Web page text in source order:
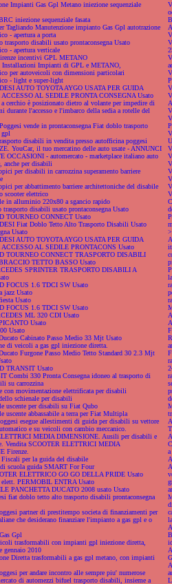
Impianti Gas Gpl Metano iniezione sequenziale
iniezione sequenziale fasata
Tagliando Manutenzione impianto Gas Gpl autotrazione
- apertura a porta
trasporto disabili usato prontaconsegna Usato
- apertura verticale
incentivi GPL METANO
Installazioni Impianti di GPL e METANO,
per autoveicoli con dimensioni particolari
- light e super-light
AUTO TOYOTA AYGO USATA PER GUIDA
AL SEDILE PRONTA CONSEGNA Usato
a cerchio è posizionato dietro al volante per impedire di
durante l'accesso e l'imbarco della sedia a rotelle del
vende in prontaconsegna Fiat doblo trasporto
gpl
disabili in vendita presso autofficina poggesi
YouCar, il tuo mercatino delle auto usate - ANNUNCI
OCCASIONI - automercato - marketplace italiano auto
anche per disabili
per disabili in carrozzina superamento barriere
per abbattimento barriere architettoniche del disabile
scooter elettrico
in alluminio 220x80 a sgancio rapido
trasporto disabili usato prontaconsegna Usato
TOURNEO CONNECT Usato
Fiat Doblo Tetto Alto Trasporto Disabili Usato
Usato
AUTO TOYOTA AYGO USATA PER GUIDA
AL SEDILE PRONTACONS Usato
TOURNEO CONNECT TRASPORTO DISABILI
TETTO BASSO Usato
SPRINTER TRASPORTO DISABILI A
FOCUS 1.6 TDCI SW Usato
jazz Usato
Usato
FOCUS 1.6 TDCI SW Usato
ML 320 CDI Usato
Usato
Usato
Cabinato Passo Medio 33 Mjt Usato
di veicoli a gas gpl iniezione diretta.
Furgone Passo Medio Tetto Standard 30 2.3 Mjt
TRANSIT Usato
Combi 330 Pronta Consegna idoneo al trasporto di
su carrozzina
con movimentazione elettrificata per disabili
schienale per disabili
uscente per disabili su Fiat Qubo
uscente abbassabile a terra per Fiat Multipla
esegue allestimenti di guida per disabili su vettore
e su veicoli con cambio meccanico.
MEDIA DIMENSIONE. Ausili per disabili e
Vendita SCOOTER ELETTRICI MEDIA
Firenze.
per la guida del disabile
scuola guida SMART For Four
ELETTRICO GO GO DELLA PRIDE Usato
elett. PERMOBIL ENTRA Usato
PANCHETTA DUCATO 2008 usato Usato
fiat doblo tetto alto trasporto disabili prontaconsegna
partner di prestitempo societa di finanziamenti per
che desiderano finanziare l'impianto a gas gpl e o
Gpl
trasformabili con impianti gpl iniezione diretta,
gennaio 2010
Diretta trasformabili a gas gpl metano, con impianti
per andare incontro alle sempre piu' numerose
di automezzi bifuel trasporto disabili, insieme a